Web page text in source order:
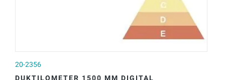
20-2356
DUKTILOMETER 1500 MM DIGITAL